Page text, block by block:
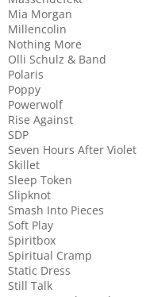
Mia Morgan
Millencolin
Nothing More
Olli Schulz & Band
Polaris
Poppy
Powerwolf
Rise Against
SDP
Seven Hours After Violet
Skillet
Sleep Token
Slipknot
Smash Into Pieces
Soft Play
Spiritbox
Spiritual Cramp
Static Dress
Still Talk